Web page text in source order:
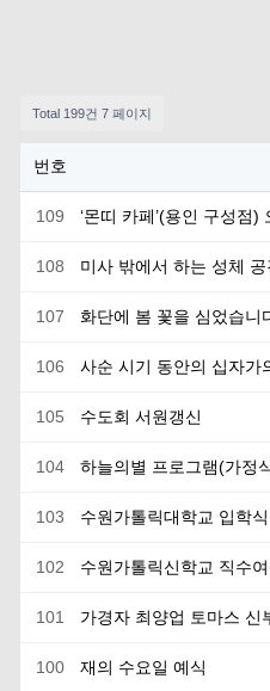
Total 199건 7 페이지
번호
109 ‘몬띠 카페’(용인 구성점)
108 미사 밖에서 하는 성체 공
107 화단에 봄 꽃을 심었습니
106 사순 시기 동안의 십자가
105 수도회 서원갱신
104 하늘의별 프로그램(가정
103 수원가톨릭대학교 입학식
102 수원가톨릭신학교 직수여
101 가경자 최양업 토마스 신
100 재의 수요일 예식